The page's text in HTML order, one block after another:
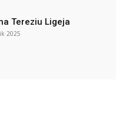
Tereziu Ligeja
2025